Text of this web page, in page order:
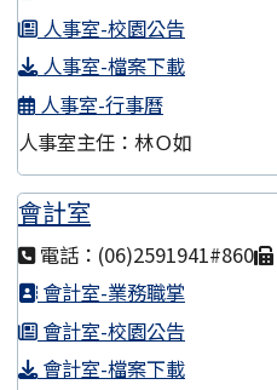
人事室-校園公告
人事室-檔案下載
人事室-行事曆
人事室主任：林Ｏ如
會計室
電話：(06)2591941#860
會計室-業務職掌
會計室-校園公告
會計室-檔案下載